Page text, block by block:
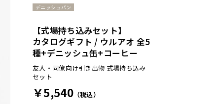
デニッシュパン
【式場持ち込みセット】
カタログギフト / ウルアオ 全5
種+デニッシュ缶+コーヒー
友人・同僚向け引き出物 式場持ち込み
セット
￥5,540（税込）